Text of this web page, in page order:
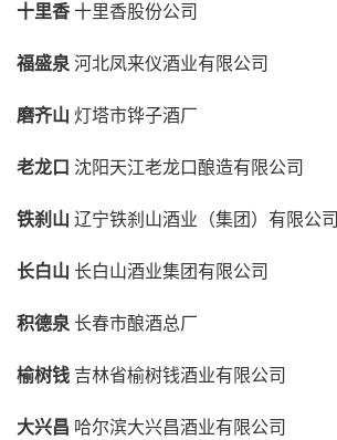
十里香 十里香股份公司
福盛泉 河北凤来仪酒业有限公司
磨齐山 灯塔市铧子酒厂
老龙口 沈阳天江老龙口酿造有限公司
铁刹山 辽宁铁刹山酒业（集团）有限公司
长白山 长白山酒业集团有限公司
积德泉 长春市酿酒总厂
榆树钱 吉林省榆树钱酒业有限公司
大兴昌 哈尔滨大兴昌酒业有限公司